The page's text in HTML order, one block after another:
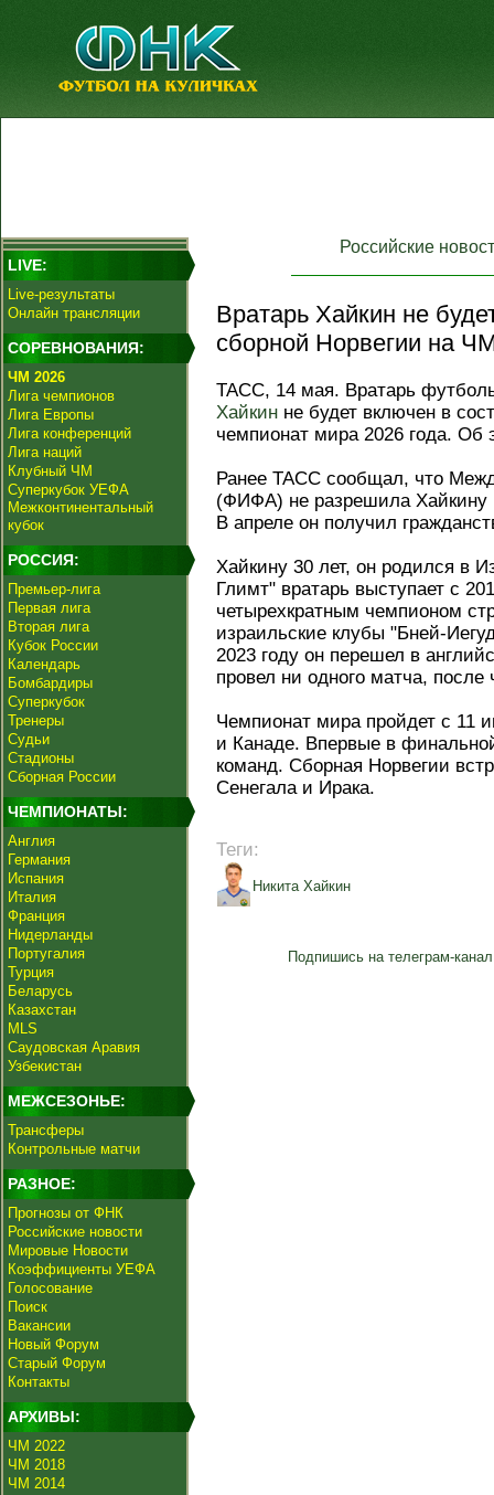
LIVE:
Live-результаты
Онлайн трансляции
СОРЕВНОВАНИЯ:
ЧМ 2026
Лига чемпионов
Лига Европы
Лига конференций
Лига наций
Клубный ЧМ
Суперкубок УЕФА
Межконтинентальный
кубок
РОССИЯ:
Премьер-лига
Первая лига
Вторая лига
Кубок России
Календарь
Бомбардиры
Суперкубок
Тренеры
Судьи
Стадионы
Сборная России
ЧЕМПИОНАТЫ:
Англия
Германия
Испания
Италия
Франция
Нидерланды
Португалия
Турция
Беларусь
Казахстан
MLS
Саудовская Аравия
Узбекистан
МЕЖСЕЗОНЬЕ:
Трансферы
Контрольные матчи
РАЗНОЕ:
Прогнозы от ФНК
Российские новости
Мировые Новости
Коэффициенты УЕФА
Голосование
Поиск
Вакансии
Новый Форум
Старый Форум
Контакты
АРХИВЫ:
ЧМ 2022
ЧМ 2018
ЧМ 2014
Российские
Вратарь Хайкин не
сборной Норвегии на
ТАСС, 14 мая. Вратарь
Хайкин не будет включен в
чемпионат мира 2026 года. Об
Ранее ТАСС сообщал, что
(ФИФА) не разрешила Хайкину
В апреле он получил
Хайкину 30 лет, он родился в
Глимт" вратарь выступает с
четырехкратным чемпионом
израильские клубы "Бней-
2023 году он перешел в
провел ни одного матча,
Чемпионат мира пройдет с
и Канаде. Впервые в
команд. Сборная Норвегии
Сенегала и Ирака.
Теги:
Никита Хайкин
Подпишись на телеграм-